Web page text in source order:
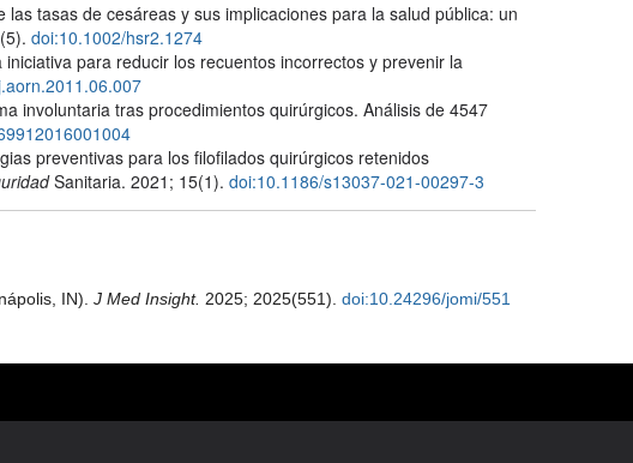
tasas de cesáreas y sus implicaciones para la salud pública: un
doi:10.1002/hsr2.1274
para reducir los recuentos incorrectos y prevenir la
involuntaria tras procedimientos quirúrgicos. Análisis de 4547
preventivas para los filofilados quirúrgicos retenidos
Sanitaria. 2021; 15(1). doi:10.1186/s13037-021-00297-3
IN). J Med Insight. 2025; 2025(551). doi:10.24296/jomi/551